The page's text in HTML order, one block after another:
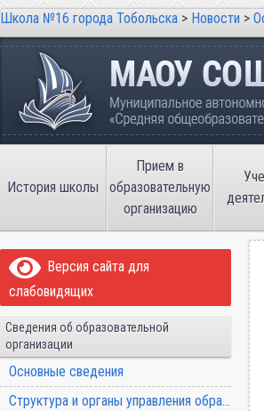
Школа №16 города Тобольска > Новости >
Школа №16 города
Муниципальное автономное
имени В.П. Неймышева
История школы
Прием в
образовательную
организацию
Версия сайта для
слабовидящих
Сведения об образовательной
организации
Основные сведения
Структура и органы управления образовательной организацией